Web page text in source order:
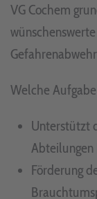
VG Cochem
Welche
Unterstützt
Förderung